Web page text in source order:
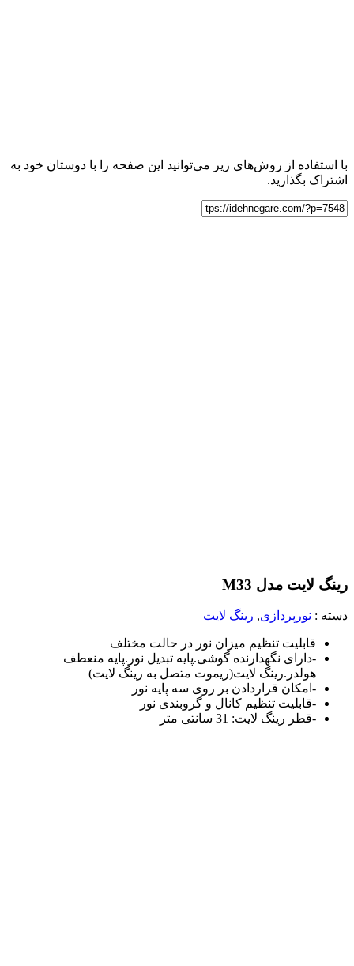
با استفاده از روش‌های زیر می‌توانید این صفحه را با دوستان خود به
اشتراک بگذارید.
رینگ لایت مدل M33
دسته : نورپردازی, رینگ لایت
قابلیت تنظیم میزان نور در حالت مختلف
-دارای نگهدارنده گوشی.پایه تبدیل نور.پایه منعطف
هولدر.رینگ لایت(ریموت متصل به رینگ لایت)
-امکان قراردادن بر روی سه پایه نور
-قابلیت تنظیم کانال و گرو‌بندی نور
-قطر رینگ لایت: 31 سانتی متر